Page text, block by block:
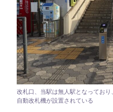
改札口、当駅は無人駅となってお
自動改札機が設置されている